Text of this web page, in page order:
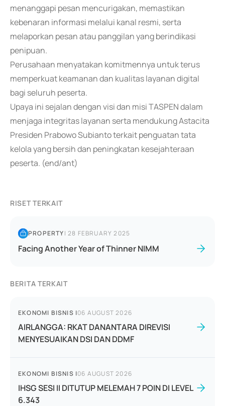
menanggapi pesan mencurigakan, memastikan
kebenaran informasi melalui kanal resmi, serta
melaporkan pesan atau panggilan yang berindikasi
penipuan.
Perusahaan menyatakan komitmennya untuk terus
memperkuat keamanan dan kualitas layanan digital
bagi seluruh peserta.
Upaya ini sejalan dengan visi dan misi TASPEN dalam
menjaga integritas layanan serta mendukung Astacita
Presiden Prabowo Subianto terkait penguatan tata
kelola yang bersih dan peningkatan kesejahteraan
peserta. (end/ant)
RISET TERKAIT
PROPERTY|28 FEBRUARY 2025
Facing Another Year of Thinner NIMM
BERITA TERKAIT
EKONOMI BISNIS |06 AUGUST 2026
AIRLANGGA: RKAT DANANTARA DIREVISI
MENYESUAIKAN DSI DAN DDMF
EKONOMI BISNIS |06 AUGUST 2026
IHSG SESI II DITUTUP MELEMAH 7 POIN DI LEVEL
6.343